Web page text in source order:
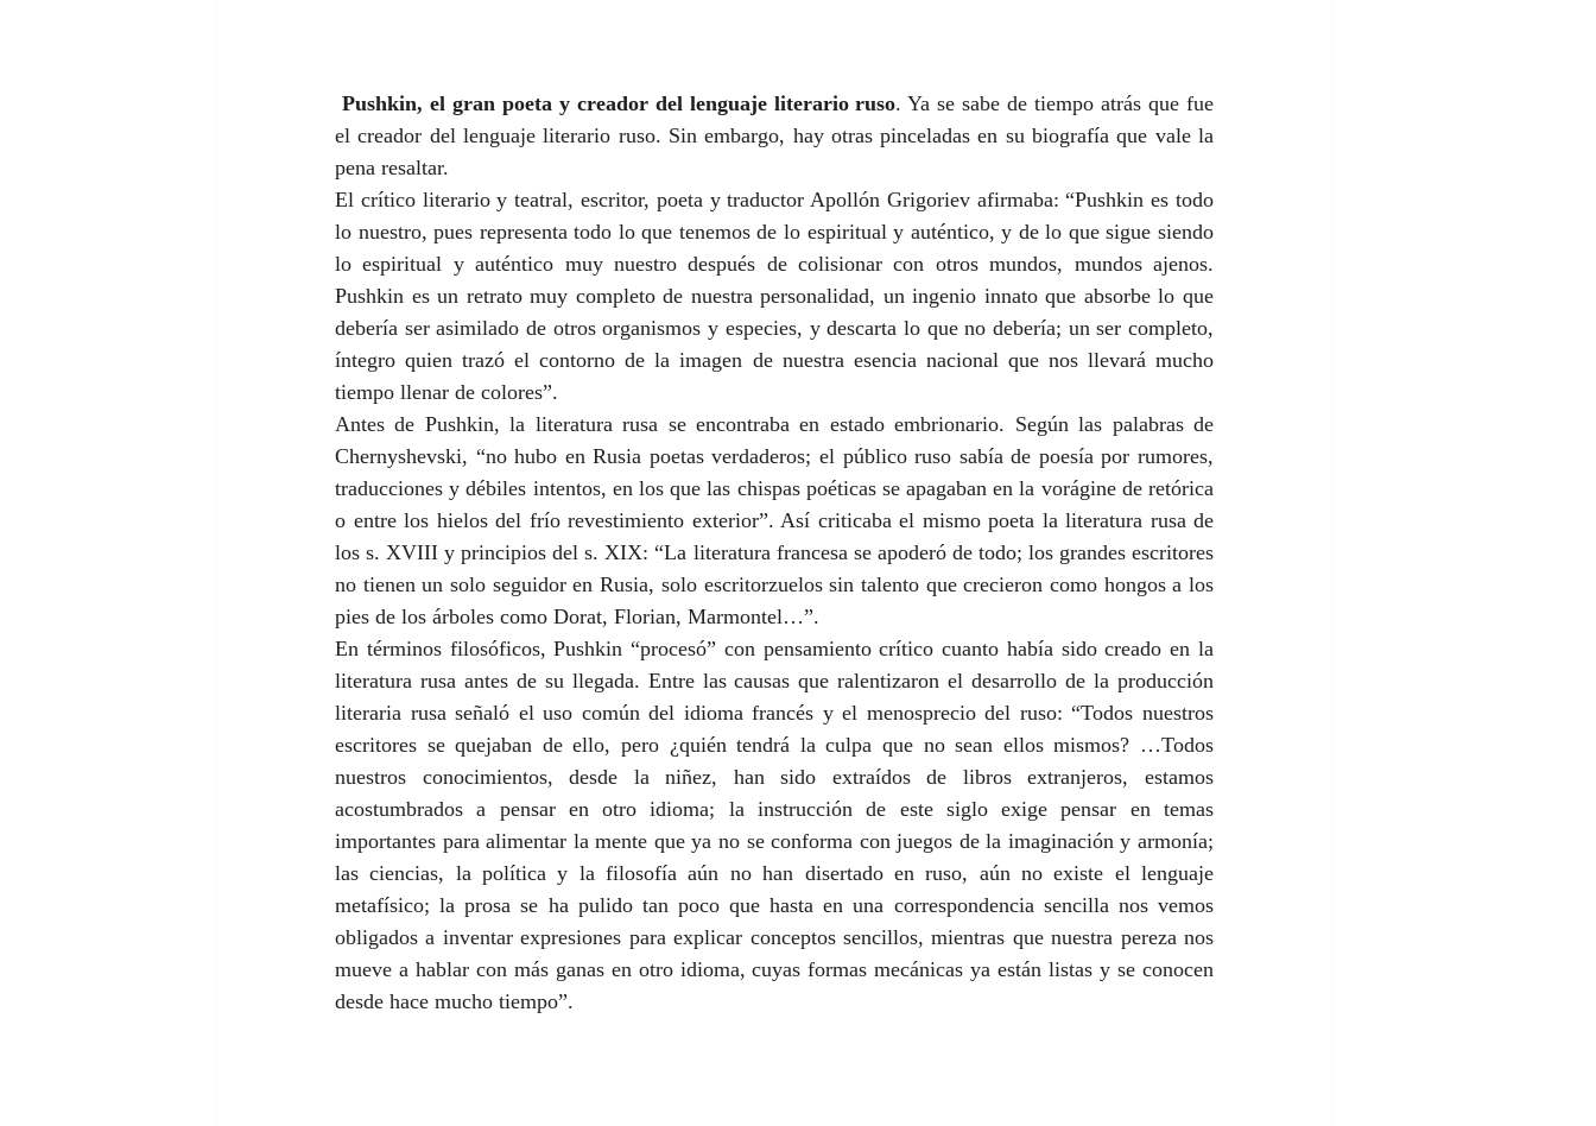
Pushkin, el gran poeta y creador del lenguaje literario ruso. Ya se sabe de tiempo atrás que fue
el creador del lenguaje literario ruso. Sin embargo, hay otras pinceladas en su biografía que vale la
pena resaltar.
El crítico literario y teatral, escritor, poeta y traductor Apollón Grigoriev afirmaba: “Pushkin es todo
lo nuestro, pues representa todo lo que tenemos de lo espiritual y auténtico, y de lo que sigue siendo
lo espiritual y auténtico muy nuestro después de colisionar con otros mundos, mundos ajenos.
Pushkin es un retrato muy completo de nuestra personalidad, un ingenio innato que absorbe lo que
debería ser asimilado de otros organismos y especies, y descarta lo que no debería; un ser completo,
íntegro quien trazó el contorno de la imagen de nuestra esencia nacional que nos llevará mucho
tiempo llenar de colores”.
Antes de Pushkin, la literatura rusa se encontraba en estado embrionario. Según las palabras de
Chernyshevski, “no hubo en Rusia poetas verdaderos; el público ruso sabía de poesía por rumores,
traducciones y débiles intentos, en los que las chispas poéticas se apagaban en la vorágine de retórica
o entre los hielos del frío revestimiento exterior”. Así criticaba el mismo poeta la literatura rusa de
los s. XVIII y principios del s. XIX: “La literatura francesa se apoderó de todo; los grandes escritores
no tienen un solo seguidor en Rusia, solo escritorzuelos sin talento que crecieron como hongos a los
pies de los árboles como Dorat, Florian, Marmontel…”.
En términos filosóficos, Pushkin “procesó” con pensamiento crítico cuanto había sido creado en la
literatura rusa antes de su llegada. Entre las causas que ralentizaron el desarrollo de la producción
literaria rusa señaló el uso común del idioma francés y el menosprecio del ruso: “Todos nuestros
escritores se quejaban de ello, pero ¿quién tendrá la culpa que no sean ellos mismos? …Todos
nuestros conocimientos, desde la niñez, han sido extraídos de libros extranjeros, estamos
acostumbrados a pensar en otro idioma; la instrucción de este siglo exige pensar en temas
importantes para alimentar la mente que ya no se conforma con juegos de la imaginación y armonía;
las ciencias, la política y la filosofía aún no han disertado en ruso, aún no existe el lenguaje
metafísico; la prosa se ha pulido tan poco que hasta en una correspondencia sencilla nos vemos
obligados a inventar expresiones para explicar conceptos sencillos, mientras que nuestra pereza nos
mueve a hablar con más ganas en otro idioma, cuyas formas mecánicas ya están listas y se conocen
desde hace mucho tiempo”.